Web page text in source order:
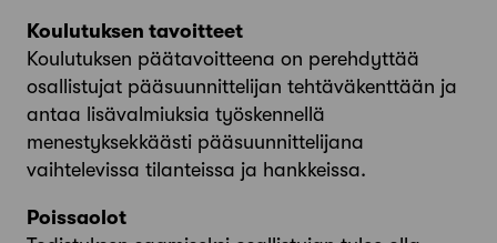
Koulutuksen tavoitteet
Koulutuksen päätavoitteena on perehdyttää
osallistujat pääsuunnittelijan tehtäväkenttään ja
antaa lisävalmiuksia työskennellä
menestyksekkäästi pääsuunnittelijana
vaihtelevissa tilanteissa ja hankkeissa.
Poissaolot